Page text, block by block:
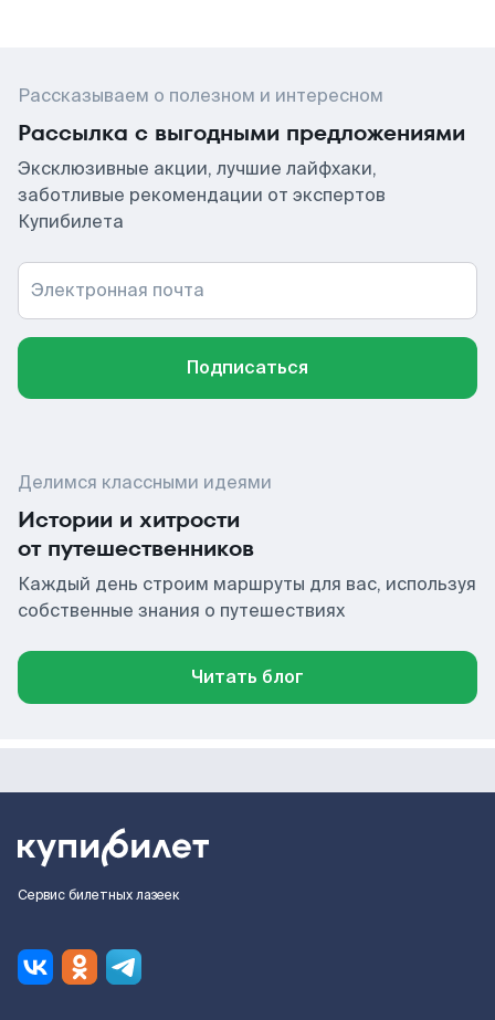
Рассказываем о полезном и интересном
Рассылка с выгодными предложениями
Эксклюзивные акции, лучшие лайфхаки,
заботливые рекомендации от экспертов
Купибилета
Электронная почта
Подписаться
Делимся классными идеями
Истории и хитрости
от путешественников
Каждый день строим маршруты для вас, используя
собственные знания о путешествиях
Читать блог
Сервис билетных лазеек